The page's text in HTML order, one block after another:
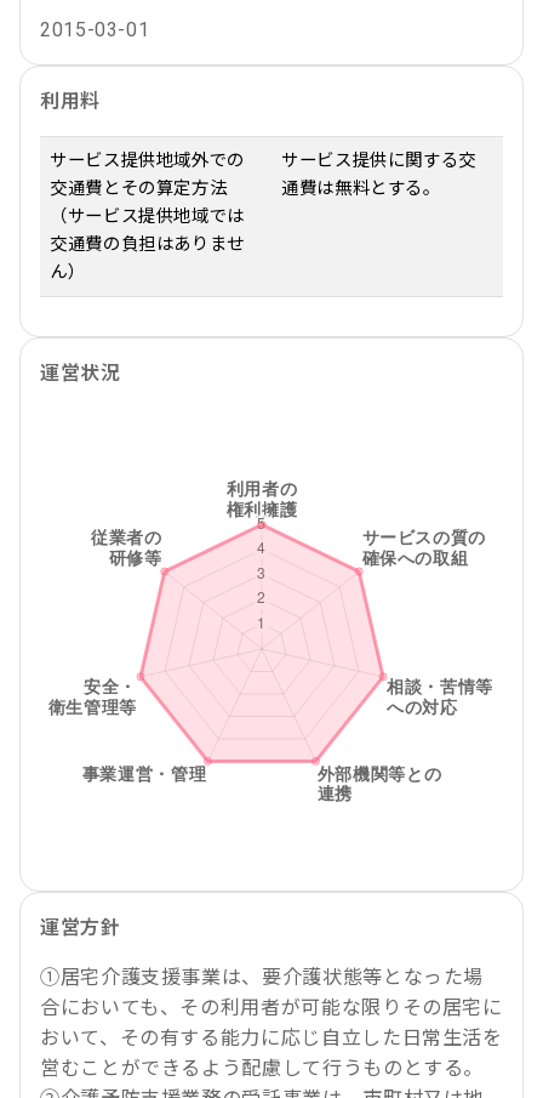
2015-03-01
利用料
サービス提供地域外での
交通費とその算定方法
（サービス提供地域では
交通費の負担はありませ
ん）
サービス提供に関する交
通費は無料とする。
運営状況
運営方針
①居宅介護支援事業は、要介護状態等となった場
合においても、その利用者が可能な限りその居宅に
おいて、その有する能力に応じ自立した日常生活を
営むことができるよう配慮して行うものとする。